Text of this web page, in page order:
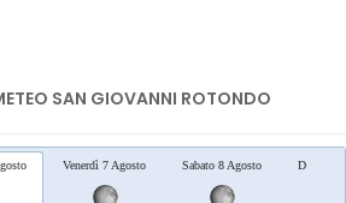
SAN GIOVANNI ROTONDO
Venerdì 7 Agosto Sabato 8 Agosto